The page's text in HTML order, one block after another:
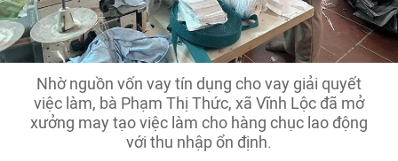
Nhờ nguồn vốn vay tín dụng cho vay giải quyết
việc làm, bà Phạm Thị Thức, xã Vĩnh Lộc đã mở
xưởng may tạo việc làm cho hàng chục lao động
với thu nhập ổn định.